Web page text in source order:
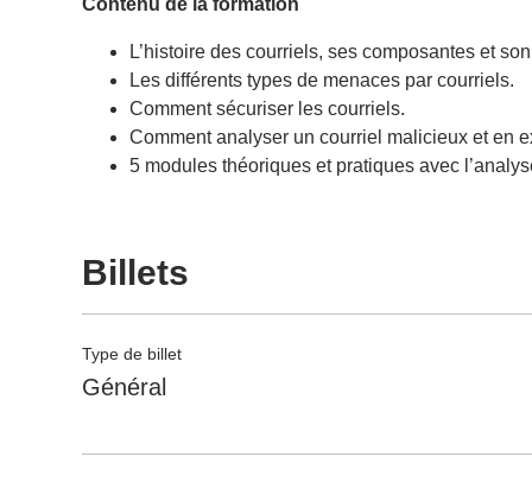
Contenu de la formation
L’histoire des courriels, ses composantes et
Les différents types de menaces par courriels.
Comment sécuriser les courriels.
Comment analyser un courriel malicieux et en
5 modules théoriques et pratiques avec
Billets
Type de billet
Général